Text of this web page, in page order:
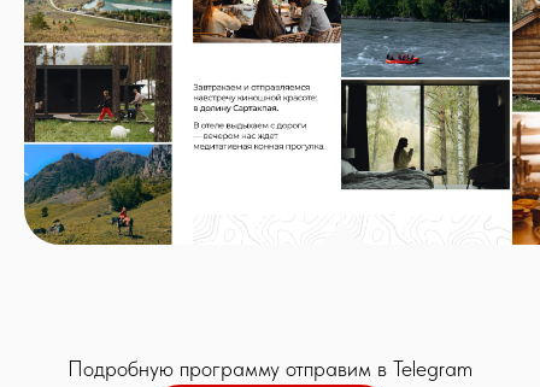
Подробную программу отправим в Telegram